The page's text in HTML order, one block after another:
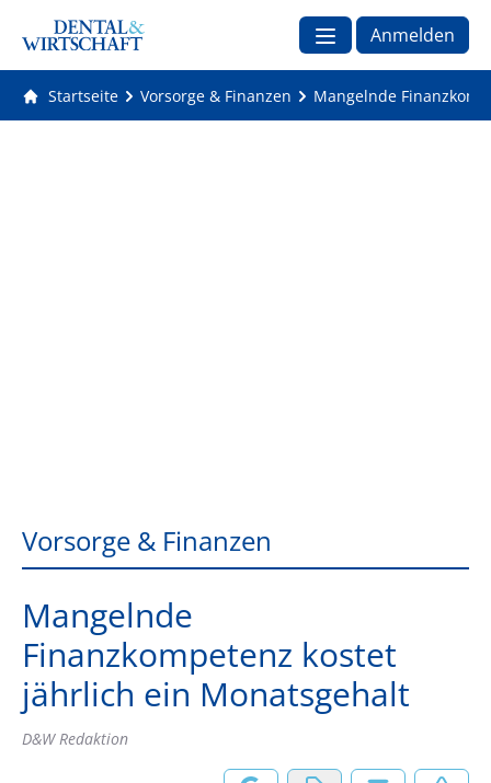
Anmelden
Startseite Vorsorge & Finanzen Mangelnde
Vorsorge & Finanzen
Mangelnde
Finanzkompetenz kostet
jährlich ein Monatsgehalt
D&W Redaktion